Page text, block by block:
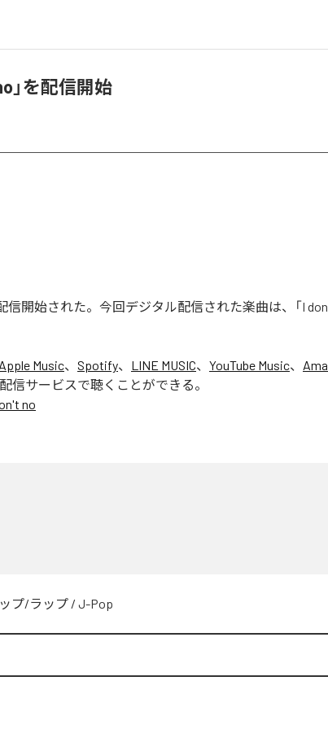
」を配信開始
信開始された。今回デジタル配信された楽曲は、「I
Apple Music、 Spotify、 LINE MUSIC、 YouTube Music、
信サービスで聴くことができる。
no
プ/ラップ / J-Pop